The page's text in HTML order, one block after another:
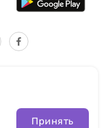
LTD
Принять